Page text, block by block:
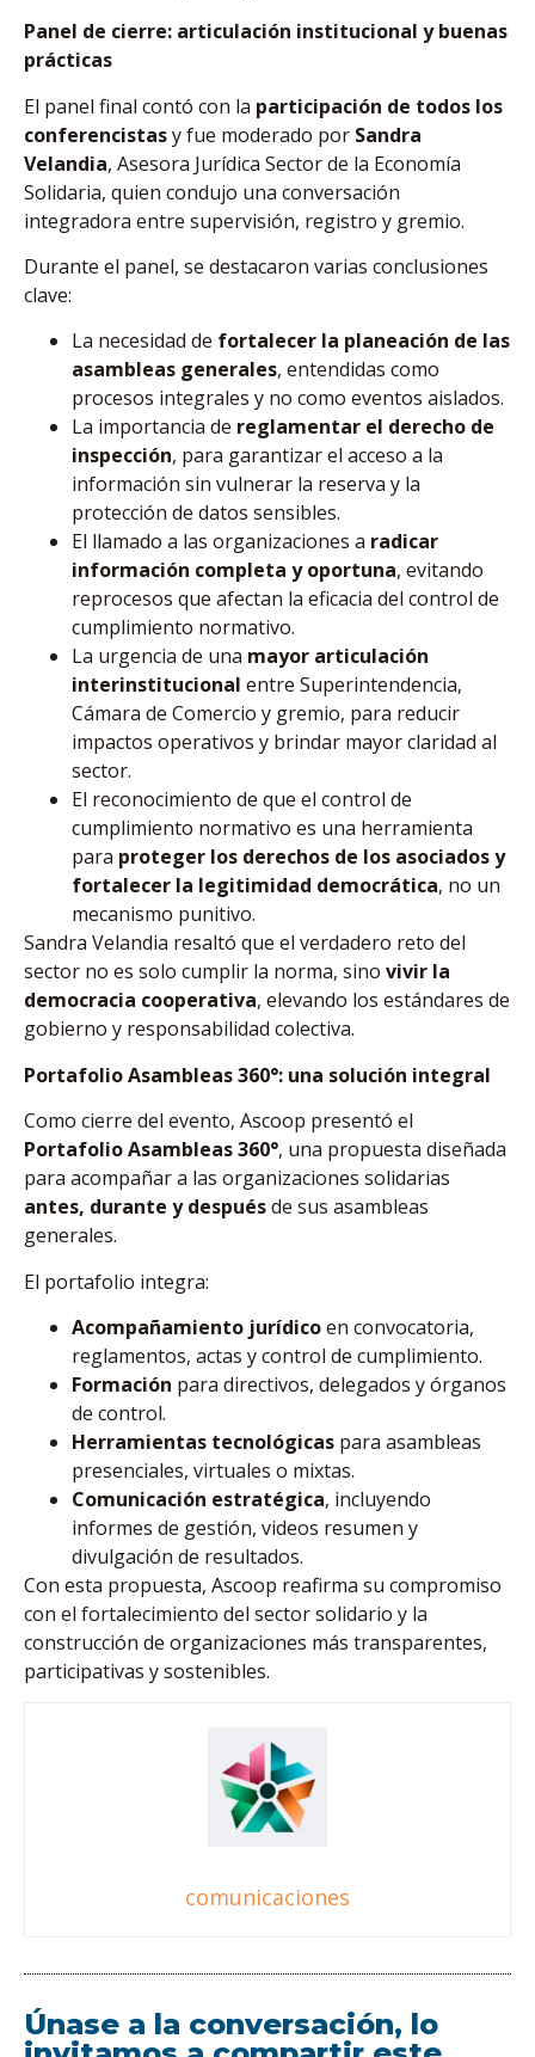
Panel de cierre: articulación institucional y buenas
prácticas
El panel final contó con la participación de todos los
conferencistasy fue moderado por Sandra
Velandia, Asesora Jurídica Sector de la Economía
Solidaria, quien condujo una conversación
integradora entre supervisión, registro y gremio.
Durante el panel, se destacaron varias conclusiones
clave:
La necesidad de fortalecer la planeación de las
asambleas generales, entendidas como
procesos integrales y no como eventos aislados.
La importancia de reglamentar el derecho de
inspección, para garantizar el acceso a la
información sin vulnerar la reserva y la
protección de datos sensibles.
El llamado a las organizaciones a radicar
información completa y oportuna, evitando
reprocesos que afectan la eficacia del control de
cumplimiento normativo.
La urgencia de una mayor articulación
interinstitucional entre Superintendencia,
Cámara de Comercio y gremio, para reducir
impactos operativos y brindar mayor claridad al
sector.
El reconocimiento de que el control de
cumplimiento normativo es una herramienta
para proteger los derechos de los asociados y
fortalecer la legitimidad democrática, no un
mecanismo punitivo.
Sandra Velandia resaltó que el verdadero reto del
sector no es solo cumplir la norma, sino vivir la
democracia cooperativa, elevando los estándares de
gobierno y responsabilidad colectiva.
Portafolio Asambleas 360°: una solución integral
Como cierre del evento, Ascoop presentó el
Portafolio Asambleas 360°, una propuesta diseñada
para acompañar a las organizaciones solidarias
antes, durante y despuésde sus asambleas
generales.
El portafolio integra:
Acompañamiento jurídicoen convocatoria,
reglamentos, actas y control de cumplimiento.
Formación para directivos, delegados y órganos
de control.
Herramientas tecnológicas para asambleas
presenciales, virtuales o mixtas.
Comunicación estratégica, incluyendo
informes de gestión, videos resumen y
divulgación de resultados.
Con esta propuesta, Ascoop reafirma su compromiso
con el fortalecimiento del sector solidario y la
construcción de organizaciones más transparentes,
participativas y sostenibles.
comunicaciones
Únase a la conversación, lo